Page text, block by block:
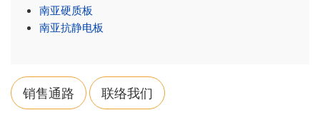
南亚硬质板
南亚抗静电板
销售通路 联络我们